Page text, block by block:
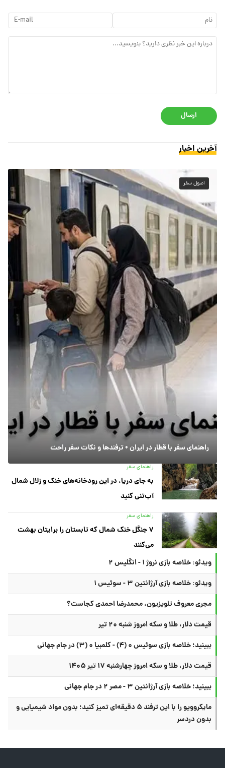
ارسال
آخرین اخبار
اصول سفر
راهنمای سفر با قطار در ایران + ترفندها و نکات سفر راحت
راهنمای سفر
به جای دریا، در این رودخانه‌های خنک و زلال شمال
آب‌تنی کنید
راهنمای سفر
۷ جنگل خنک شمال که تابستان را برایتان بهشت
می‌کنند
ویدئو: خلاصه بازی نروژ ۱ - انگلیس ۲
ویدئو: خلاصه بازی آرژانتین ۳ - سوئیس ۱
مجری معروف تلویزیون، محمدرضا احمدی کجاست؟
قیمت دلار، طلا و سکه امروز شنبه ۲۰ تیر
ببینید؛ خلاصه بازی سوئیس ۰ (۴) - کلمبیا ۰ (۳) در جام جهانی
قیمت دلار، طلا و سکه امروز چهارشنبه ۱۷ تیر ۱۴۰۵
ببینید؛ خلاصه بازی آرژانتین ۳ - مصر ۲ در جام جهانی
مایکروویو را با این ترفند ۵ دقیقه‌ای تمیز کنید؛ بدون مواد شیمیایی و
بدون دردسر